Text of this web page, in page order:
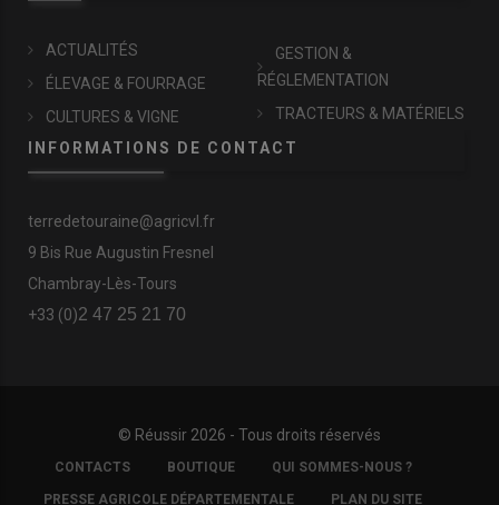
ACTUALITÉS
ÉLEVAGE & FOURRAGE
CULTURES & VIGNE
GESTION &
RÉGLEMENTATION
TRACTEURS & MATÉRIELS
INFORMATIONS DE CONTACT
terredetouraine@agricvl.fr
9 Bis Rue Augustin Fresnel
Chambray-Lès-Tours
+33 (0)2 47 25 21 70
© Réussir 2026 - Tous droits réservés
FOOTER
COPYRIGHT
CONTACTS BOUTIQUE QUI SOMMES-NOUS ?
PRESSE AGRICOLE DÉPARTEMENTALE PLAN DU SITE